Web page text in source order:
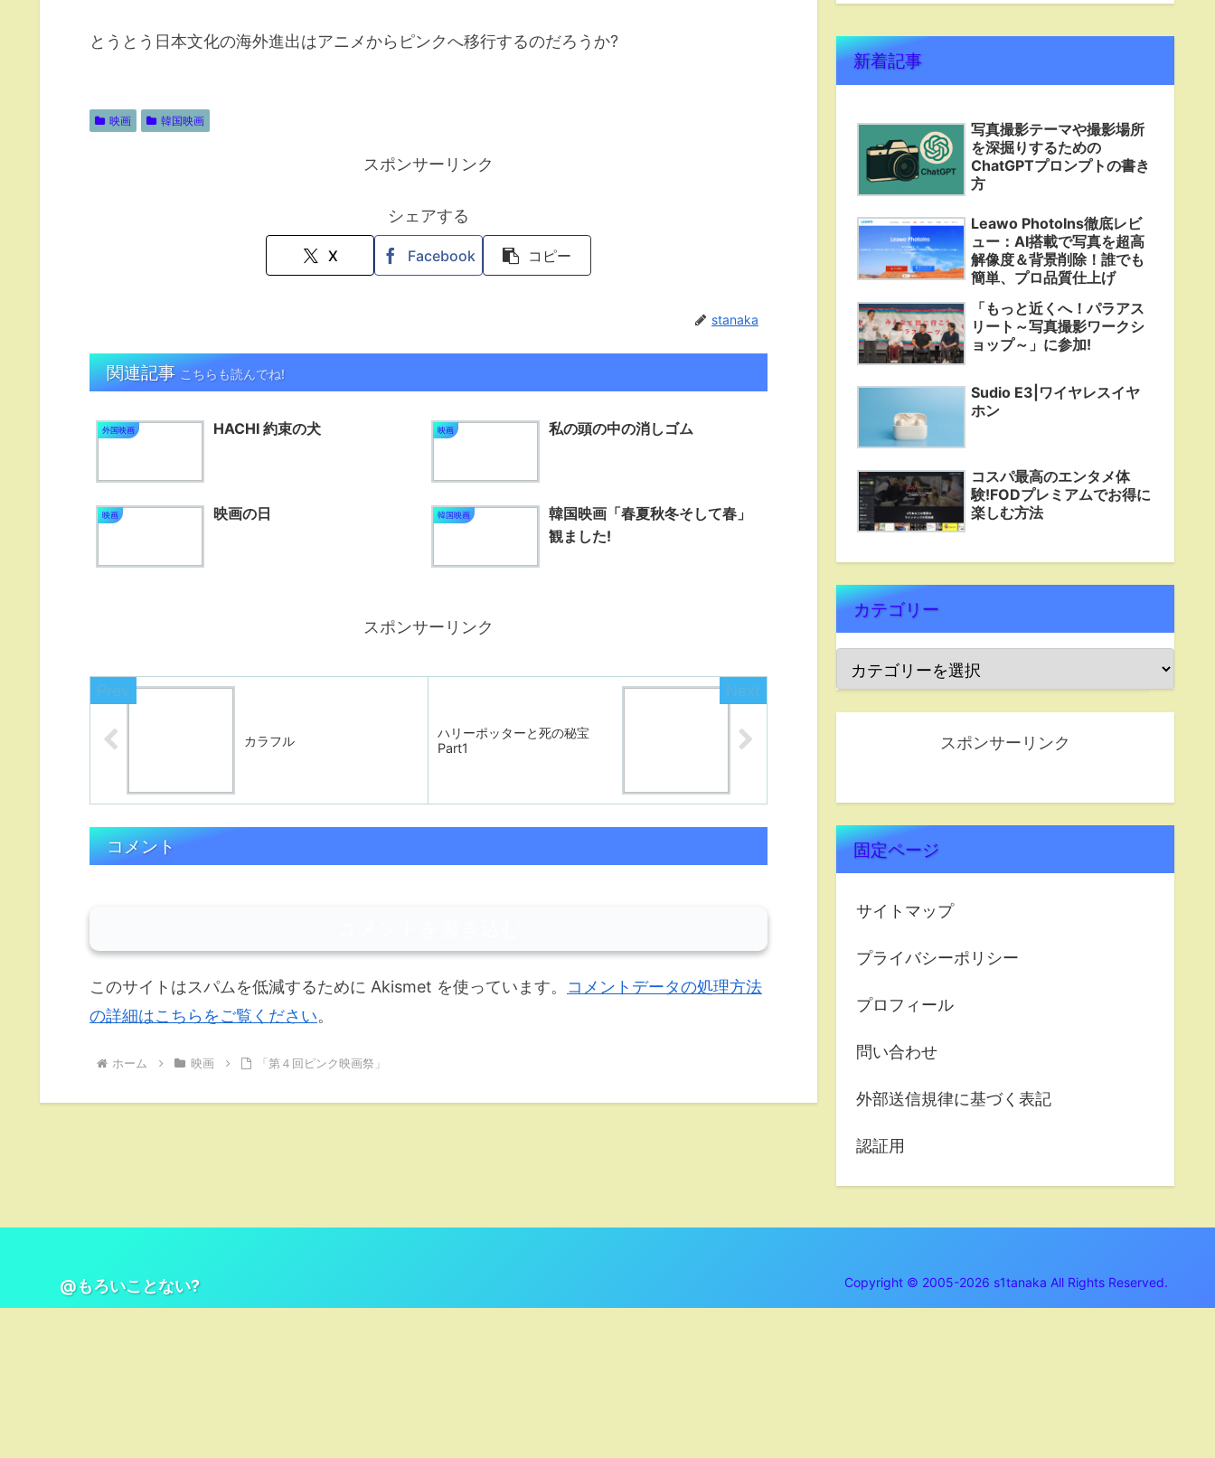
とうとう日本文化の海外進出はアニメからピンクへ移行するのだろうか?
映画 韓国映画
スポンサーリンク
シェアする
X Facebook コピー
stanaka
関連記事こちらも読んでね!
外国映画 HACHI 約束の犬 映画 私の頭の中の消しゴム
映画 映画の日 韓国映画
韓国映画「春夏秋冬そして春」
観ました!
スポンサーリンク
カラフル
ハリーポッターと死の秘宝
Part1
コメント
このサイトはスパムを低減するために Akismet を使っています。 コメントデータの処理方法
の詳細はこちらをご覧ください。
ホーム 映画 「第４回ピンク映画祭」
新着記事
写真撮影テーマや撮影場所
を深掘りするための
ChatGPTプロンプトの書き
方
Leawo PhotoIns徹底レビ
ュー：AI搭載で写真を超高
解像度＆背景削除！誰でも
簡単、プロ品質仕上げ
「もっと近くへ！パラアス
リート～写真撮影ワークシ
ョップ～」に参加!
Sudio E3|ワイヤレスイヤ
ホン
コスパ最高のエンタメ体
験!FODプレミアムでお得に
楽しむ方法
カテゴリー
スポンサーリンク
固定ページ
サイトマップ
プライバシーポリシー
プロフィール
問い合わせ
外部送信規律に基づく表記
認証用
@もろいことない? Copyright © 2005-2026 s1tanaka All Rights Reserved.